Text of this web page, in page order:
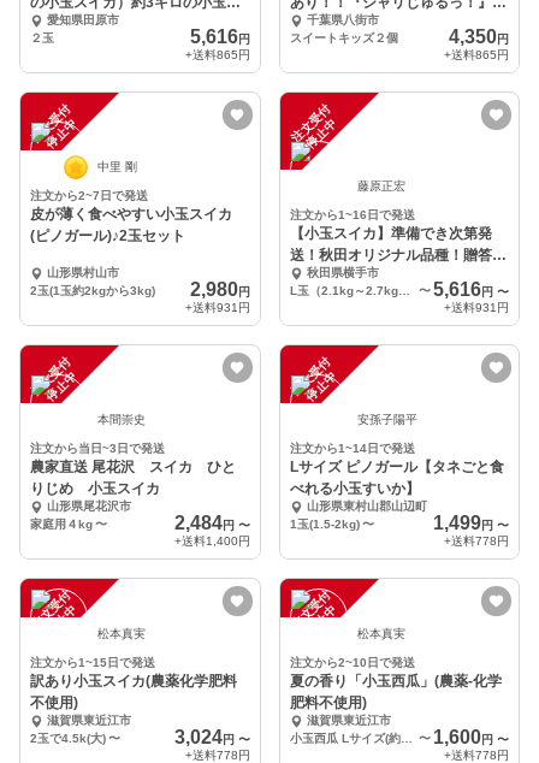
スイカ
愛知県田原市
２玉
5,616円
+送料865円
小玉スイカ
千葉県八街市
スイートキッズ２個
4,350円
+送料865円
注
文
受
付
停
止
中
中里 剛
注文から2~7日で発送
皮が薄く食べやすい小玉スイカ
(ピノガール)♪2玉セット
山形県村山市
2玉(1玉約2kgから3kg)
2,980円
+送料931円
注
文
受
付
停
止
中
藤原正宏
注文から1~16日で発送
【小玉スイカ】準備でき次第発
送！秋田オリジナル品種！贈答規
格あきた夏丸チッチェ
秋田県横手市
L玉（2.1kg～2.7kg）×2個
〜5,616円 〜
+送料931円
注
文
受
付
停
止
中
本間崇史
注文から当日~3日で発送
農家直送 尾花沢 スイカ ひと
りじめ 小玉スイカ
山形県尾花沢市
家庭用４kg〜 2,484円 〜
+送料1,400円
注
文
受
付
停
止
中
安孫子陽平
注文から1~14日で発送
Lサイズ ピノガール【タネごと食
べれる小玉すいか】
山形県東村山郡山辺町
1玉(1.5-2kg) 〜 1,499円 〜
+送料778円
注
文
受
付
停
止
中 松本真実
注文から1~15日で発送
訳あり小玉スイカ(農薬化学肥料
不使用)
滋賀県東近江市
2玉で4.5k(大)〜 3,024円 〜
+送料778円
注
文
受
付
停
止
中 松本真実
注文から2~10日で発送
夏の香り「小玉西瓜」(農薬-化学
肥料不使用)
滋賀県東近江市
小玉西瓜 Lサイズ(約3k) １個
〜 1,600円 〜
+送料778円